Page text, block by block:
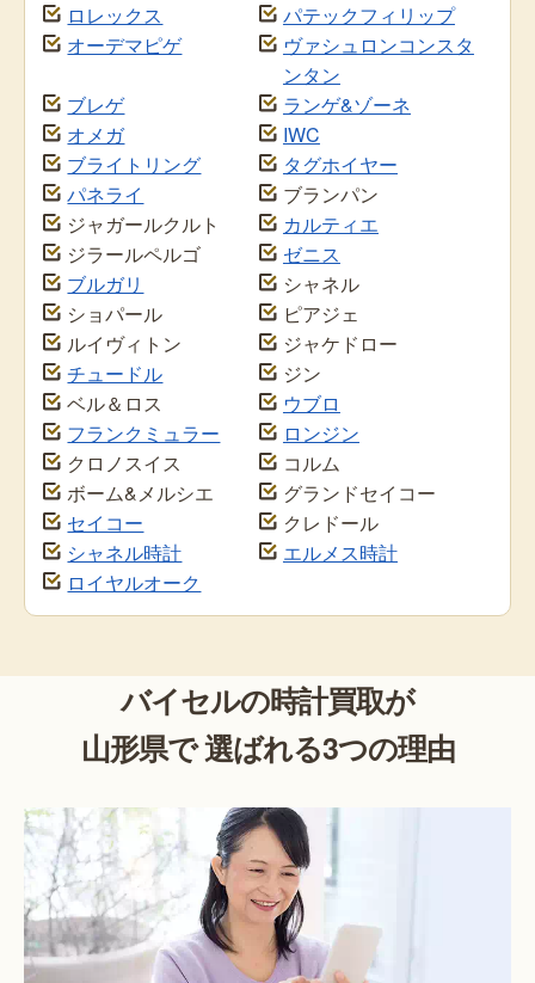
ロレックス
パテックフィリップ
オーデマピゲ
ヴァシュロンコンスタ
ンタン
ブレゲ
ランゲ&ゾーネ
オメガ
IWC
ブライトリング
タグホイヤー
パネライ
ブランパン
ジャガールクルト
カルティエ
ジラールペルゴ
ゼニス
ブルガリ
シャネル
ショパール
ピアジェ
ルイヴィトン
ジャケドロー
チュードル
ジン
ベル＆ロス
ウブロ
フランクミュラー
ロンジン
クロノスイス
コルム
ボーム&メルシエ
グランドセイコー
セイコー
クレドール
シャネル時計
エルメス時計
ロイヤルオーク
バイセルの時計買取が
山形県で 選ばれる3つの理由